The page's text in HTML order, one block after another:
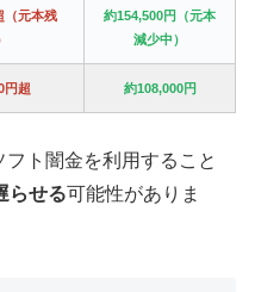
（元本残
約154,500円（元本
減少中）
円超 約108,000円
ト闇金を利用すること
らせる可能性がありま